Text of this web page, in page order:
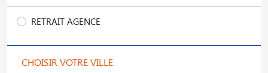
RETRAIT AGENCE
CHOISIR VOTRE VILLE